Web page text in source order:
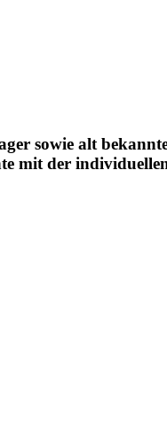
sowie alt
mit der